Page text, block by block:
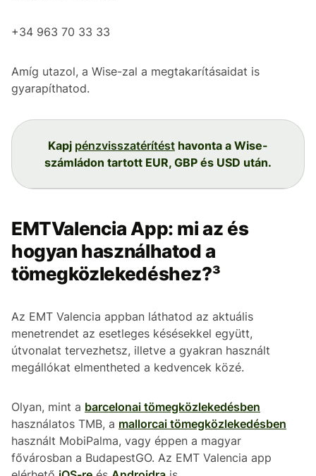
+34 963 70 33 33
Amíg utazol, a Wise-zal a megtakarításaidat is
gyarapíthatod.
Kapj pénzvisszatérítést havonta a Wise-
számládon tartott EUR, GBP és USD után.
EMTValencia App: mi az és
hogyan használhatod a
tömegközlekedéshez?³
Az EMT Valencia appban láthatod az aktuális
menetrendet az esetleges késésekkel együtt,
útvonalat tervezhetsz, illetve a gyakran használt
megállókat elmentheted a kedvencek közé.
Olyan, mint a barcelonai tömegközlekedésben
használatos TMB, a mallorcai tömegközlekedésben
használt MobiPalma, vagy éppen a magyar
fővárosban a BudapestGO. Az EMT Valencia app